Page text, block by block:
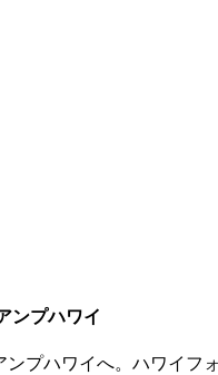
ンプハワイ
プハワイへ。ハワイフ